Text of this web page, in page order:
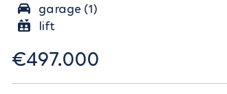
garage (1)
lift
€497.000